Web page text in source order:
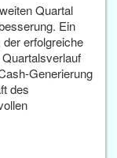
Quartal
Ein
erfolgreiche
Generierung
des